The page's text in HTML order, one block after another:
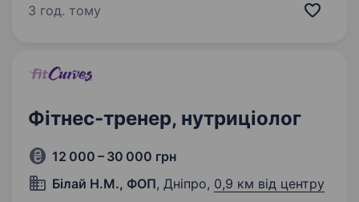
створити атмосферу, де кожна дитина
3 год. тому
Фітнес-тренер, нутриціолог
12 000 – 30 000 грн
Білай Н.М., ФОП, Дніпро, 0,9 км від центру